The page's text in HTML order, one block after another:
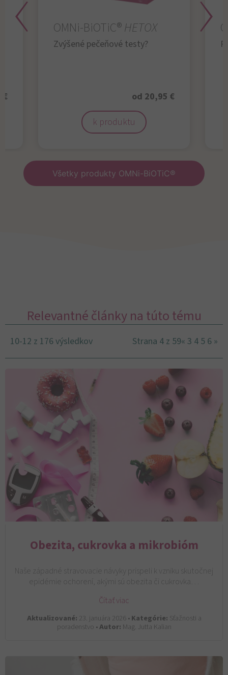
€
OMNi-BiOTiC®HETOX
Zvýšené pečeňové testy?
od 20,95 €
k produktu
Všetky produkty OMNi-BiOTiC®
Relevantné články na túto tému
10-12 z 176 výsledkov Strana 4 z 59« 3 4 5 6 »
Obezita, cukrovka a mikrobióm
Naše západné stravovacie návyky prispeli k vzniku skutočnej
epidémie ochorení, akými sú obezita či cukrovka…
Čítať viac
Aktualizované: 23. januára 2026 •Kategórie: Sťažnosti a
poradenstvo •Autor: Mag. Jutta Kalian